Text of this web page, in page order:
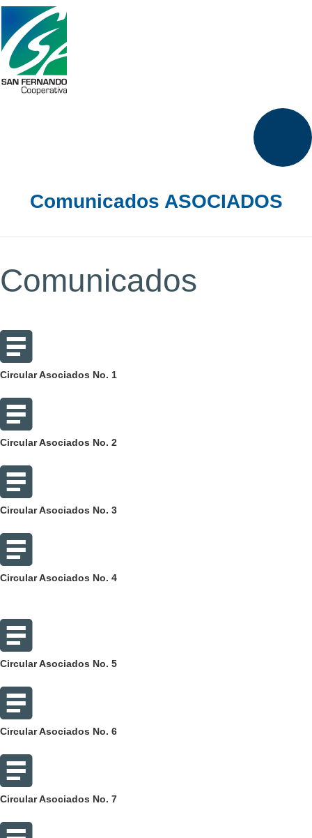
Comunicados ASOCIADOS
Comunicados
Circular Asociados No. 1
Circular Asociados No. 2
Circular Asociados No. 3
Circular Asociados No. 4
Circular Asociados No. 5
Circular Asociados No. 6
Circular Asociados No. 7